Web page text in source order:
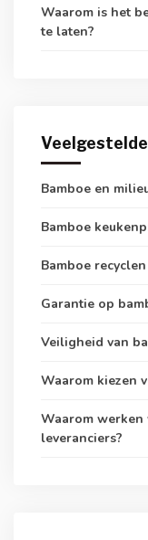
Waarom is het
te laten?
Bamboe en
Bamboe
Bamboe
Garantie op
Veiligheid van
Waarom kiezen
Waarom werken
leveranciers?